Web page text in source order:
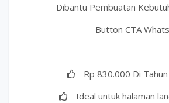
Dibantu Pembuatan
Button CTA
Rp 830.000 Di
Ideal untuk halaman